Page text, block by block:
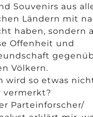
Souvenirs aus
Ländern mit
haben, sondern
Offenheit und
Völkern.
wird so etwas
vermerkt?
Parteinforscher/